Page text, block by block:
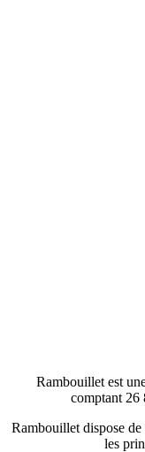
Rambouillet est
comptant 26
Rambouillet dispose de
les